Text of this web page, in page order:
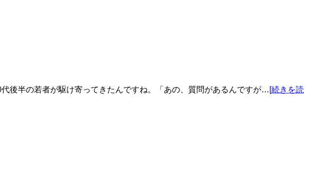
後半の若者が駆け寄ってきたんですね。「あの、質問があるんですが… [続きを読